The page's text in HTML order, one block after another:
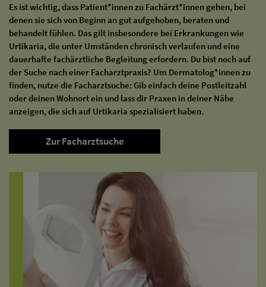
Es ist wichtig, dass Patient*innen zu Fachärzt*innen gehen, bei
denen sie sich von Beginn an gut aufgehoben, beraten und
behandelt fühlen. Das gilt insbesondere bei Erkrankungen wie
Urtikaria, die unter Umständen chronisch verlaufen und eine
dauerhafte fachärztliche Begleitung erfordern. Du bist noch auf
der Suche nach einer Facharztpraxis? Um Dermatolog*innen zu
finden, nutze die Facharztsuche: Gib einfach deine Postleitzahl
oder deinen Wohnort ein und lass dir Praxen in deiner Nähe
anzeigen, die sich auf Urtikaria spezialisiert haben.
Zur Facharztsuche